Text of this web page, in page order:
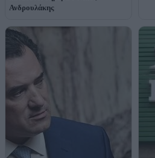
Ανδρουλάκης